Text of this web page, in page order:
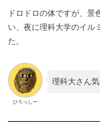
ドロドロの体ですが、景
い、夜に理科大学のイル
た。
ひろっしー
理科大さん